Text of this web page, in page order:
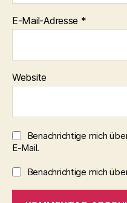
E-Mail-Adresse *
Website
Benachrichtige mich
E-Mail.
Benachrichtige mich